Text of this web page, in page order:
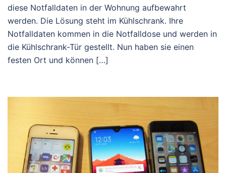
diese Notfalldaten in der Wohnung aufbewahrt
werden. Die Lösung steht im Kühlschrank. Ihre
Notfalldaten kommen in die Notfalldose und werden in
die Kühlschrank-Tür gestellt. Nun haben sie einen
festen Ort und können […]